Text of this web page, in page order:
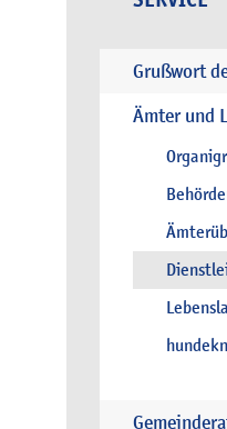
Grußwort
Ämter und